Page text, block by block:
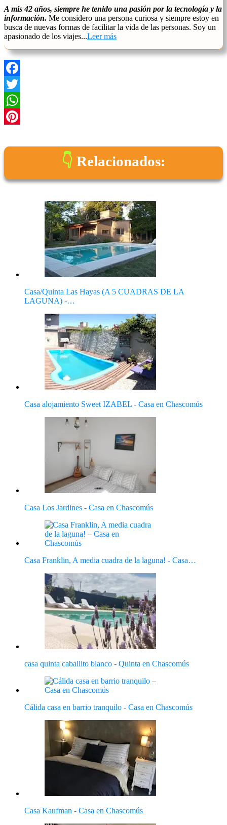
A mis 42 años, siempre he tenido una pasión por la tecnología y la
información. Me considero una persona curiosa y siempre estoy en
busca de nuevas formas de facilitar la vida de las personas. Soy un
apasionado de los viajes...Leer más
Facebook
Twitter
WhatsApp
Relacionados:
Casa/Quinta Las Hayas (A 5 CUADRAS DE LA
LAGUNA) -…
Casa alojamiento Sweet IZABEL - Casa en Chascomús
Casa Los Jardines - Casa en Chascomús
Casa Franklin, A media cuadra de la laguna! - Casa…
casa quinta caballito blanco - Quinta en Chascomús
Cálida casa en barrio tranquilo - Casa en Chascomús
Casa Kaufman - Casa en Chascomús